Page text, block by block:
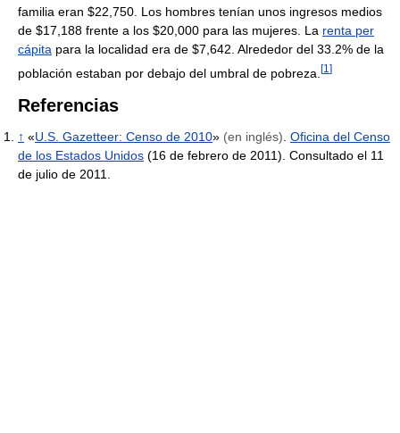
familia eran $22,750. Los hombres tenían unos ingresos medios
de $17,188 frente a los $20,000 para las mujeres. La renta per
cápita para la localidad era de $7,642. Alrededor del 33.2% de la
población estaban por debajo del umbral de pobreza. [1 ]
Referencias
↑ «U.S. Gazetteer: Censo de 2010» (en inglés) Oficina del Censo
de los Estados Unidos (16 de febrero de 2011). Consultado el 11
de julio de 2011.